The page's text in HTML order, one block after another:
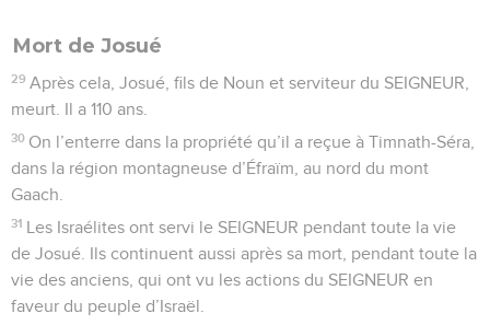
Mort de Josué
29 Après cela, Josué, fils de Noun et serviteur du SEIGNEUR,
meurt. Il a 110 ans.
30 On l’enterre dans la propriété qu’il a reçue à Timnath-Séra,
dans la région montagneuse d’Éfraïm, au nord du mont
Gaach.
31 Les Israélites ont servi le SEIGNEUR pendant toute la vie
de Josué. Ils continuent aussi après sa mort, pendant toute la
vie des anciens, qui ont vu les actions du SEIGNEUR en
faveur du peuple d’Israël.